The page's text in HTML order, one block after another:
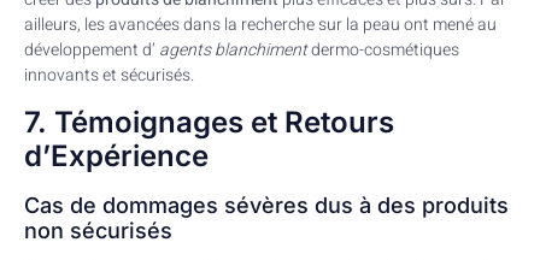
ailleurs, les avancées dans la recherche sur la peau ont mené au
développement d’ agents blanchimentdermo-cosmétiques
innovants et sécurisés.
7. Témoignages et Retours
d’Expérience
Cas de dommages sévères dus à des produits
non sécurisés